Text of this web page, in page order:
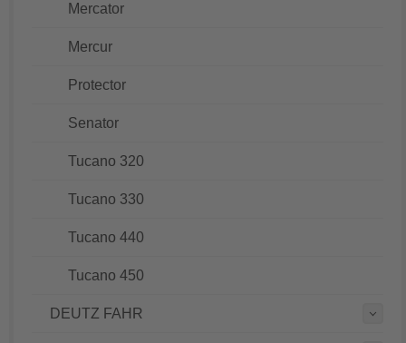
Mercator
Mercur
Protector
Senator
Tucano 320
Tucano 330
Tucano 440
Tucano 450
DEUTZ FAHR